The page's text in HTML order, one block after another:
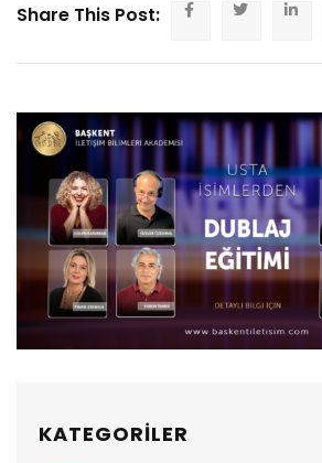
Share This Post:
KATEGORİLER